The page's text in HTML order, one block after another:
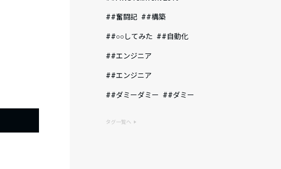
#奮闘記 #構築
#○○してみた #自動化
#エンジニア
#エンジニア
#ダミーダミー #ダミー
タグ一覧へ